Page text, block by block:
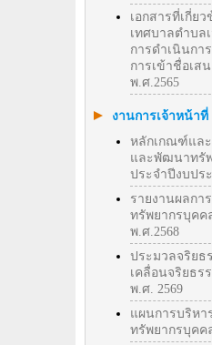
เอกสารที่เกี่ย
เทศบาลตำบล
การดำเนินกา
การเข้าชื่อเ
พ.ศ.2565
งานการเจ้าหน้าที่
หลักเกณฑ์แล
และพัฒนาทรั
ประจำปีงบปร
รายงานผลก
ทรัพยากรบุคค
พ.ศ.2568
ประมวลจริยธ
เคลื่อนจริยธร
พ.ศ. 2569
แผนการบริห
ทรัพยากรบุคค